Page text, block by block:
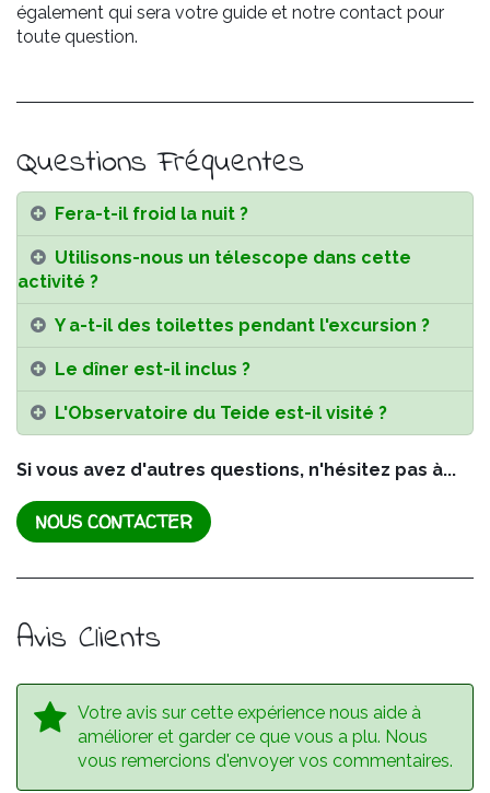
également qui sera votre guide et notre contact pour
toute question.
Questions Fréquentes
Fera-t-il froid la nuit ?
Utilisons-nous un télescope dans cette
activité ?
Y a-t-il des toilettes pendant l'excursion ?
Le dîner est-il inclus ?
L'Observatoire du Teide est-il visité ?
Si vous avez d'autres questions, n'hésitez pas à...
NOUS CONTACTER
Avis Clients
Votre avis sur cette expérience nous aide à
améliorer et garder ce que vous a plu. Nous
vous remercions d'envoyer vos commentaires.